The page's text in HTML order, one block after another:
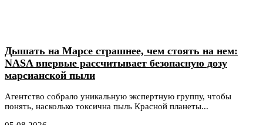
Дышать на Марсе страшнее, чем стоять на нем:
NASA впервые рассчитывает безопасную дозу
марсианской пыли
Агентство собрало уникальную экспертную группу, чтобы
понять, насколько токсична пыль Красной планеты...